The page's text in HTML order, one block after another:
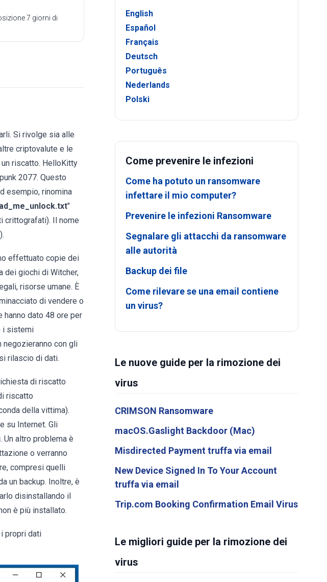
7 giorni di
Si rivolge sia alle
criptovalute e le
riscatto. HelloKitty
2077. Questo
esempio, rinomina
"
crittografati). Il nome
effettuato copie dei
dei giochi di Witcher,
risorse umane. È
di vendere o
hanno dato 48 ore per
i sistemi
con gli
rilascio di dati.
di riscatto
riscatto
della vittima).
su Internet. Gli
altro problema è
o verranno
compresi quelli
un backup. Inoltre, è
disinstallando il
è più installato.
propri dati
English
Español
Français
Deutsch
Português
Nederlands
Polski
Come prevenire le infezioni
Come ha potuto un ransomware
infettare il mio computer?
Prevenire le infezioni Ransomware
Segnalare gli attacchi da ransomware
alle autorità
Backup dei file
Come rilevare se una email contiene
un virus?
Le nuove guide per la rimozione dei
virus
CRIMSON Ransomware
macOS.Gaslight Backdoor (Mac)
Misdirected Payment truffa via email
New Device Signed In To Your Account
truffa via email
Trip.com Booking Confirmation Email Virus
Le migliori guide per la rimozione dei
virus